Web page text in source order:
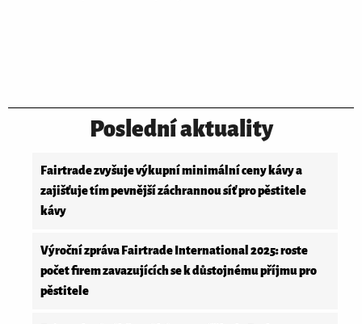
Poslední aktuality
Fairtrade zvyšuje výkupní minimální ceny kávy a
zajišťuje tím pevnější záchrannou síť pro pěstitele
kávy
Výroční zpráva Fairtrade International 2025: roste
počet firem zavazujících se k důstojnému příjmu pro
pěstitele